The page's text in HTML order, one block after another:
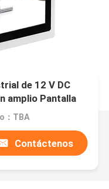
de 12 V DC
amplio Pantalla
：TBA
Contáctenos